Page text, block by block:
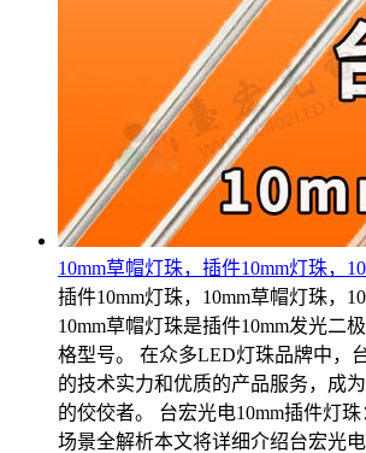
10mm草帽灯珠，插件10mm灯珠，
插件10mm灯珠，10mm草帽灯珠，
10mm草帽灯珠是插件10mm发光二
格型号。 在众多LED灯珠品牌中，
的技术实力和优质的产品服务，成
的佼佼者。 台宏光电10mm插件灯
场景全解析本文将详细介绍台宏光